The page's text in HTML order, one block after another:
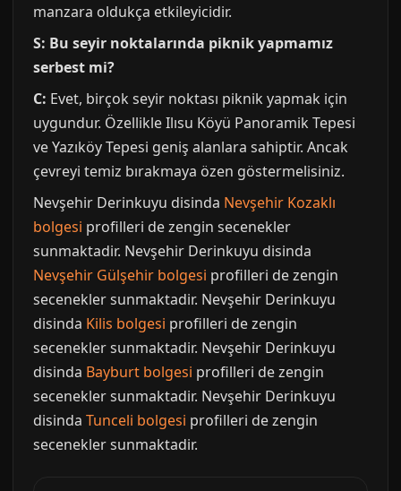
manzara oldukça etkileyicidir.
S: Bu seyir noktalarında piknik yapmamız
serbest mi?
C: Evet, birçok seyir noktası piknik yapmak için
uygundur. Özellikle Ilısu Köyü Panoramik Tepesi
ve Yazıköy Tepesi geniş alanlara sahiptir. Ancak
çevreyi temiz bırakmaya özen göstermelisiniz.
Nevşehir Derinkuyu disinda Nevşehir Kozaklı
bolgesi profilleri de zengin secenekler
sunmaktadir. Nevşehir Derinkuyu disinda
Nevşehir Gülşehir bolgesi profilleri de zengin
secenekler sunmaktadir. Nevşehir Derinkuyu
disinda Kilis bolgesi profilleri de zengin
secenekler sunmaktadir. Nevşehir Derinkuyu
disinda Bayburt bolgesi profilleri de zengin
secenekler sunmaktadir. Nevşehir Derinkuyu
disinda Tunceli bolgesi profilleri de zengin
secenekler sunmaktadir.